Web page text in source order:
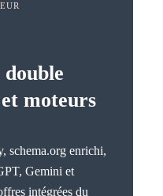
double
moteurs
schema.org enrichi,
Gemini et
intégrées du